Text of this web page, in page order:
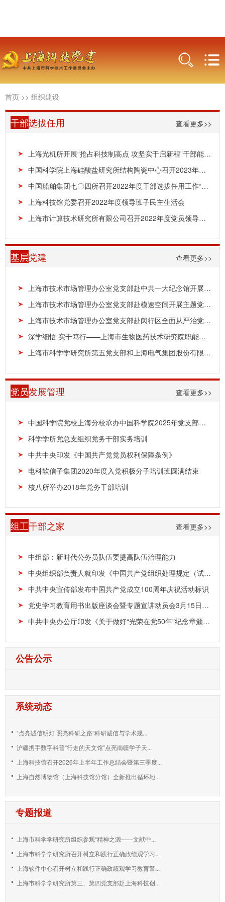
首页 >> 组织建设
干部选拔任用 查看更多>>
上海光机所开展“抢占科技制高点 攻坚实干启新程”干部能力提升培训
中国科学院上海硅酸盐研究所结构陶瓷中心召开2023年度年底座谈会暨2023年度党支部工作总结会及民...
中国船舶集团七〇四所召开2022年度干部选拔任用工作“一报告两评议”会议
上海科技馆党委召开2022年度领导班子民主生活会
上海市计算技术研究所有限公司召开2022年度党员领导干部民主生活会
基层党建 查看更多>>
上海市技术市场管理办公室党支部赴中共一大纪念馆开展主题党日活动
上海市技术市场管理办公室党支部赴模速空间开展主题党日活动
上海市技术市场管理办公室党支部赴闵行区全面从严治党警示教育基地开展主题党日活动
深学细悟 实干笃行——上海市生物医药技术研究院职能部门党支部、药械所党支部开展联合主题党日...
上海市科学学研究所第五党支部和上海电气集团股份有限公司中央研究院第四党支部开展“树立和践行...
党员发展管理 查看更多>>
中国科学院党校上海分校承办中国科学院2025年党支部书记示范培训班
科学学所党总支组织党务干部实务培训
中共中央印发《中国共产党党员权利保障条例》
电科软信子集团2020年度入党积极分子培训班圆满结束
核八所举办2018年党务干部培训
组工干部之家 查看更多>>
中组部：新时代公务员队伍要提高队伍治理能力
中央组织部负责人就印发《中国共产党组织处理规定（试行）》答记者问
中共中央宣传部发布中国共产党成立100周年庆祝活动标识
党史学习教育用书出版座谈会暨专题宣讲动员会3月15日在京召开
中共中央办公厅印发《关于做好“光荣在党50年”纪念章颁发工作的通知》
公告公示
系统动态
“点亮诚信明灯 照亮科研之路”科研诚信与学术规...
沪疆携手数字科普“行走的天文馆”点亮南疆学子天...
上海科技馆召开2026年上半年工作总结会暨第三季度...
上海自然博物馆（上海科技馆分馆）全新推出循环地...
专题报道
上海市科学学研究所组织参观“精神之源——文献中...
上海市科学学研究所召开树立和践行正确政绩观学习...
上海软件中心召开树立和践行正确政绩观学习教育警...
上海市科学学研究所第三、第四党支部赴上海科技创...